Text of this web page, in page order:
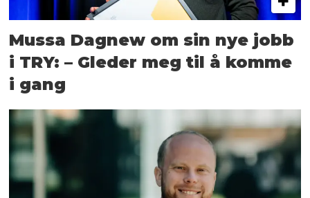
Mussa Dagnew om sin nye jobb
i TRY: – Gleder meg til å komme
i gang